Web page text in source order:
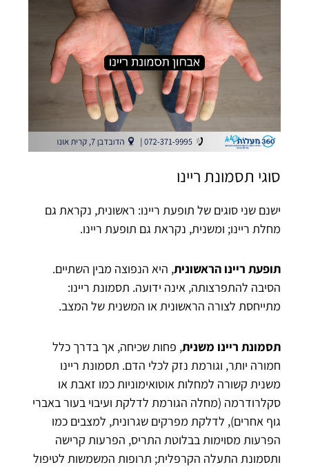
סוגי תסמונת ריינו
ישנם שני סוגים של תופעת ריינו: ראשונית, נקראת גם
מחלת ריינו; ומשנית, נקראת גם תופעת ריינו.
תופעת ריינו הראשונית, היא הנפוצה מבין השתיים.
הסיבה להתפרצותה, אינה ידועה. תסמונת ריינו:
מתייחסת לצורה הראשונית או המשנית של המצב.
תסמונת ריינו משנית, פחות שכיחה, אך בדרך כלל
חמורה יותר, וגורמת נזק לכלי הדם. תסמונת ריינו
משנית קשורה למחלות אוטואימוניות כמו זאבת או
סקלרודרמה (מחלה הגורמת לדלקת ועיבוי בעור באברי
גוף אחרים), לדלקת מפרקים שגרונית, למצבים כמו
הפרעות מסוימות בבלוטת התריס, הפרעות קרישה
ותסמונת התעלה הקרפלית; תרופות המשמשות לטיפול